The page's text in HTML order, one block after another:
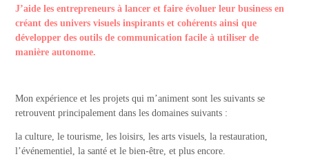
J’aide les entrepreneurs à lancer et faire évoluer leur business en
créant des univers visuels inspirants et cohérents ainsi que
développer des outils de communication facile à utiliser de
manière autonome.
Mon expérience et les projets qui m’animent sont les suivants se
retrouvent principalement dans les domaines suivants :
la culture, le tourisme, les loisirs, les arts visuels, la restauration,
l’événementiel, la santé et le bien-être, et plus encore.